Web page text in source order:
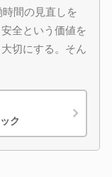
間の見直しを
全という価値を
切にする。そん
ク